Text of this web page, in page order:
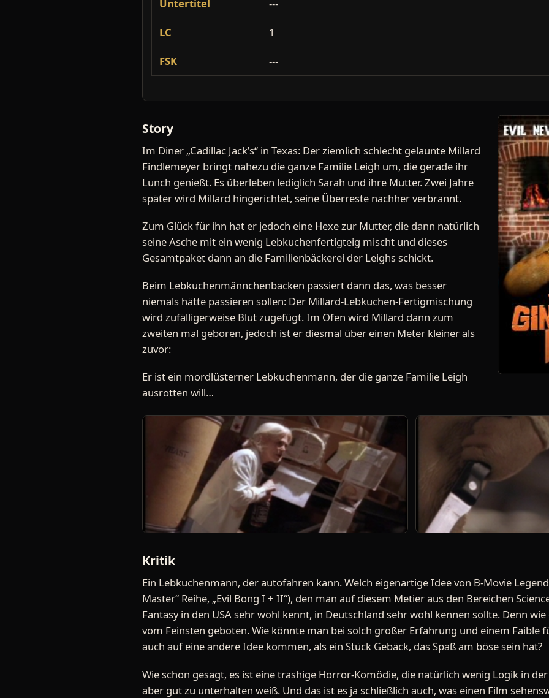
Untertitel ---
LC 1
FSK ---
Story
Im Diner „Cadillac Jack’s“ in Texas: Der ziemlich schlecht gelaunte Millard
Findlemeyer bringt nahezu die ganze Familie Leigh um, die gerade ihr
Lunch genießt. Es überleben lediglich Sarah und ihre Mutter. Zwei Jahre
später wird Millard hingerichtet, seine Überreste nachher verbrannt.
Zum Glück für ihn hat er jedoch eine Hexe zur Mutter, die dann natürlich
seine Asche mit ein wenig Lebkuchenfertigteig mischt und dieses
Gesamtpaket dann an die Familienbäckerei der Leighs schickt.
Beim Lebkuchenmännchenbacken passiert dann das, was besser
niemals hätte passieren sollen: Der Millard-Lebkuchen-Fertigmischung
wird zufälligerweise Blut zugefügt. Im Ofen wird Millard dann zum
zweiten mal geboren, jedoch ist er diesmal über einen Meter kleiner als
zuvor:
Er ist ein mordlüsterner Lebkuchenmann, der die ganze Familie Leigh
ausrotten will…
Kritik
Ein Lebkuchenmann, der autofahren kann. Welch eigenartige Idee von B-Movie
Master“ Reihe, „Evil Bong I + II“), den man auf diesem Metier aus den Bereichen
Fantasy in den USA sehr wohl kennt, in Deutschland sehr wohl kennen sollte. Denn
vom Feinsten geboten. Wie könnte man bei solch großer Erfahrung und einem Faible
auch auf eine andere Idee kommen, als ein Stück Gebäck, das Spaß am böse sein hat?
Wie schon gesagt, es ist eine trashige Horror-Komödie, die natürlich wenig Logik in
aber gut zu unterhalten weiß. Und das ist es ja schließlich auch, was einen Film